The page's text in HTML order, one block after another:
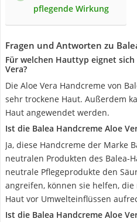
pflegende Wirkung
Fragen und Antworten zu
Für welchen Hauttyp eignet
Vera?
Die Aloe Vera Handcreme von
sehr trockene Haut. Außerdem
Haut angewendet werden.
Ist die Balea Handcreme Aloe
Ja, diese Handcreme der Marke
neutralen Produkten des Balea-
neutrale Pflegeprodukte den
angreifen, können sie helfen,
Haut vor Umwelteinflüssen
Ist die Balea Handcreme Aloe